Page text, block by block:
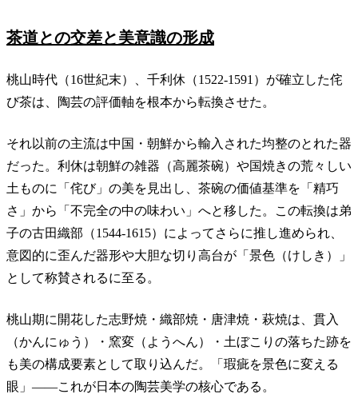
茶道との交差と美意識の形成
桃山時代（16世紀末）、千利休（1522-1591）が確立した侘
び茶は、陶芸の評価軸を根本から転換させた。
それ以前の主流は中国・朝鮮から輸入された均整のとれた器
だった。利休は朝鮮の雑器（高麗茶碗）や国焼きの荒々しい
土ものに「侘び」の美を見出し、茶碗の価値基準を「精巧
さ」から「不完全の中の味わい」へと移した。この転換は弟
子の古田織部（1544-1615）によってさらに推し進められ、
意図的に歪んだ器形や大胆な切り高台が「景色（けしき）」
として称賛されるに至る。
桃山期に開花した志野焼・織部焼・唐津焼・萩焼は、貫入
（かんにゅう）・窯変（ようへん）・土ぼこりの落ちた跡を
も美の構成要素として取り込んだ。「瑕疵を景色に変える
眼」——これが日本の陶芸美学の核心である。